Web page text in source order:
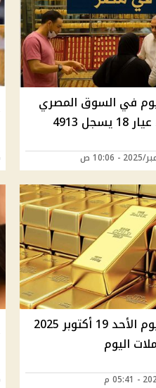
في السوق المصري
وتوقعات الخبراء عيار 18 يسجل 4913
أسعار الذهب اليوم الأحد 19 أكتوبر 2025
اليوم